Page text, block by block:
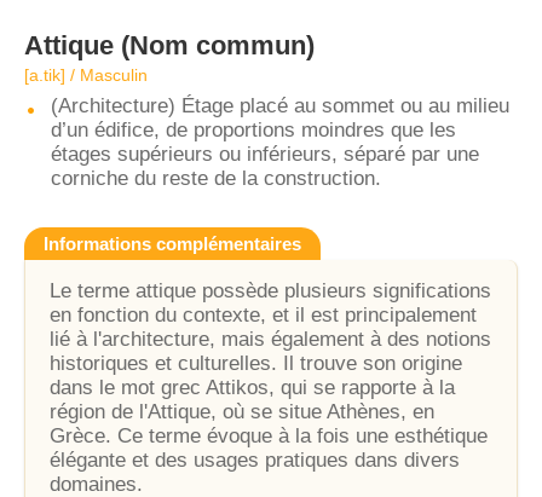
Attique (Nom commun)
[a.tik] / Masculin
(Architecture) Étage placé au sommet ou au milieu
d’un édifice, de proportions moindres que les
étages supérieurs ou inférieurs, séparé par une
corniche du reste de la construction.
Informations complémentaires
Le terme attique possède plusieurs significations
en fonction du contexte, et il est principalement
lié à l'architecture, mais également à des notions
historiques et culturelles. Il trouve son origine
dans le mot grec Attikos, qui se rapporte à la
région de l'Attique, où se situe Athènes, en
Grèce. Ce terme évoque à la fois une esthétique
élégante et des usages pratiques dans divers
domaines.